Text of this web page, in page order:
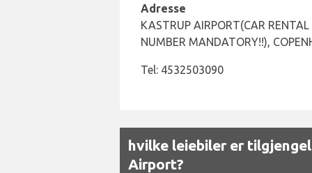
Adresse
KASTRUP AIRPORT(CAR
NUMBER MANDATORY!!),
Tel: 4532503090
hvilke leiebiler er
Airport?